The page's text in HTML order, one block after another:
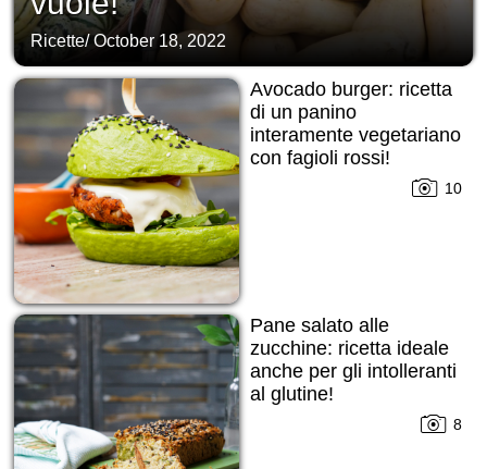
Ricette/October 18, 2022
Avocado burger: ricetta
di un panino
interamente vegetariano
con fagioli rossi!
10
Pane salato alle
zucchine: ricetta ideale
anche per gli intolleranti
al glutine!
8